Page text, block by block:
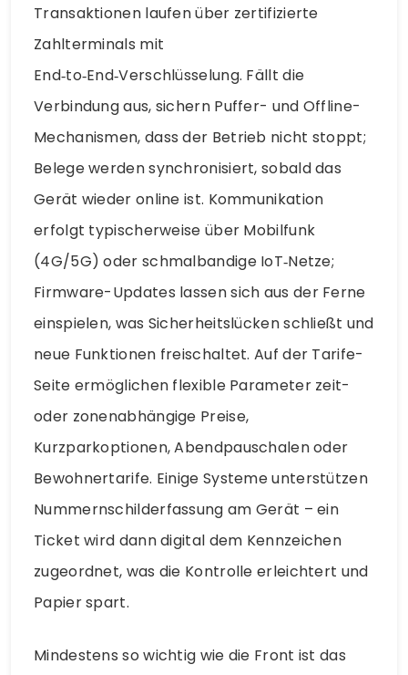
Transaktionen laufen über zertifizierte
Zahlterminals mit
End‑to‑End‑Verschlüsselung. Fällt die
Verbindung aus, sichern Puffer- und Offline-
Mechanismen, dass der Betrieb nicht stoppt;
Belege werden synchronisiert, sobald das
Gerät wieder online ist. Kommunikation
erfolgt typischerweise über Mobilfunk
(4G/5G) oder schmalbandige IoT‑Netze;
Firmware-Updates lassen sich aus der Ferne
einspielen, was Sicherheitslücken schließt und
neue Funktionen freischaltet. Auf der Tarife-
Seite ermöglichen flexible Parameter zeit-
oder zonenabhängige Preise,
Kurzparkoptionen, Abendpauschalen oder
Bewohnertarife. Einige Systeme unterstützen
Nummernschilderfassung am Gerät – ein
Ticket wird dann digital dem Kennzeichen
zugeordnet, was die Kontrolle erleichtert und
Papier spart.
Mindestens so wichtig wie die Front ist das